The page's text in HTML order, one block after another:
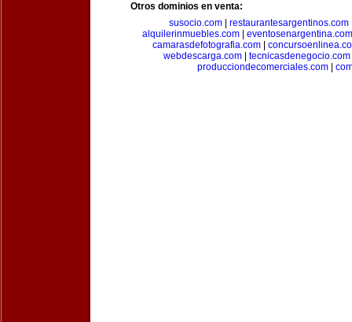
Otros dominios en venta:
susocio.com
restaurantesargentinos.com
alquilerinmuebles.com
eventosenargentina.com
camarasdefotografia.com|
webdescarga.com| tecnicasdenegocio.com
producciondecomerciales.com|